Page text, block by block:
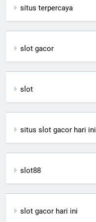
situs terpercaya
slot gacor
slot
situs slot gacor hari ini
slot88
slot gacor hari ini